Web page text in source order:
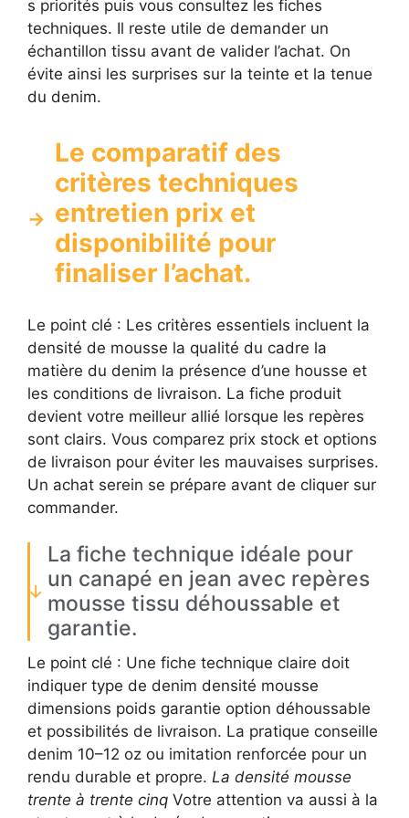
s priorités puis vous consultez les fiches
techniques. Il reste utile de demander un
échantillon tissu avant de valider l’achat. On
évite ainsi les surprises sur la teinte et la tenue
du denim.
Le comparatif des
critères techniques
entretien prix et
disponibilité pour
finaliser l’achat.
Le point clé : Les critères essentiels incluent la
densité de mousse la qualité du cadre la
matière du denim la présence d’une housse et
les conditions de livraison. La fiche produit
devient votre meilleur allié lorsque les repères
sont clairs. Vous comparez prix stock et options
de livraison pour éviter les mauvaises surprises.
Un achat serein se prépare avant de cliquer sur
commander.
La fiche technique idéale pour
un canapé en jean avec repères
mousse tissu déhoussable et
garantie.
Le point clé : Une fiche technique claire doit
indiquer type de denim densité mousse
dimensions poids garantie option déhoussable
et possibilités de livraison. La pratique conseille
denim 10–12 oz ou imitation renforcée pour un
rendu durable et propre. La densité mousse
trente à trente cinq Votre attention va aussi à la